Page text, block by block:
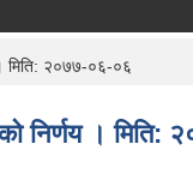
मिति: २०७७-०६-०६
निर्णय । मिति: